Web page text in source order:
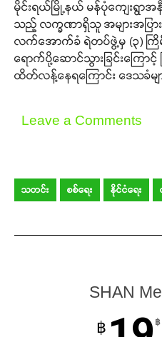
Your support
မိုင်းရယ်မြို့နယ် မန်ပုံကျေးရွာ
သည့် လက္ခဏာရှိသူ အများအပြာ
လက်အောက်ခံ ရဲတပ်ဖွဲ့မှ (၃)
ရောက်ပို့ဆောင်သွားခြင်းကြောင့်
ထိတ်လန့်နေရကြောင်း ဒေသခံမ
Leave a Comments
သတင်း စစ်ရေး နိုင်ငံရေး
SHAN
฿ ฿